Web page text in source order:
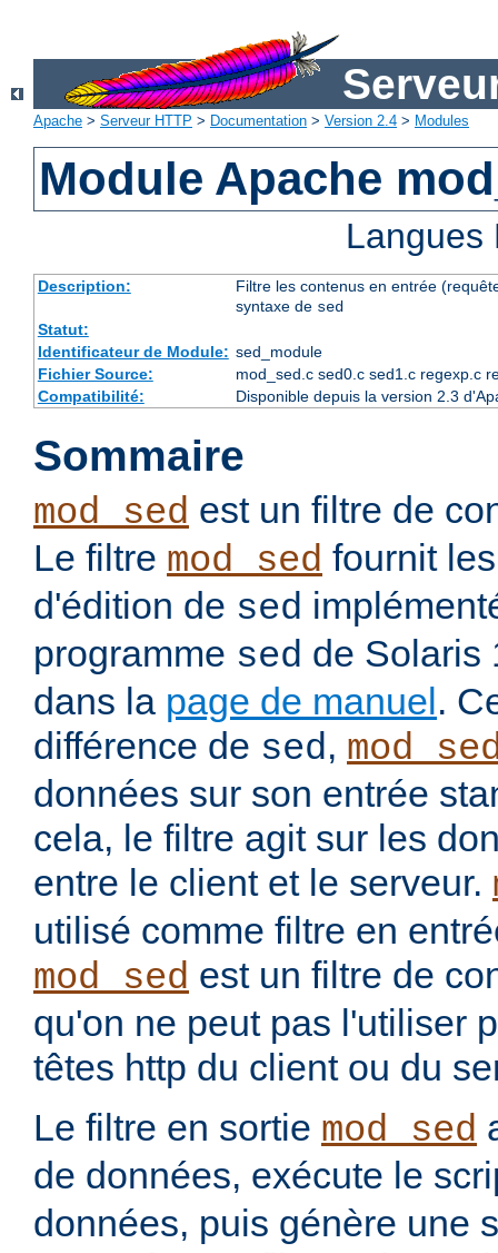
Apache > Serveur HTTP > Documentation > Version 2.4 > Modules
Module Apache
Description:
Filtre les contenus en entrée
syntaxe de sed
Statut:
Identificateur de Module: sed_module
Fichier Source:
mod_sed.c sed0.c sed1.c regexp.c
Compatibilité:
Disponible depuis la version 2.3
Sommaire
mod_sed est un filtre de
Le filtre mod_sed fournit
d'édition de sed
programme sed de Solaris
dans la page de manuel .
différence de sed,
données sur son entrée
cela, le filtre agit sur les
entre le client et le serveur.
utilisé comme filtre en
mod_sed est un filtre de
qu'on ne peut pas l'utiliser
têtes http du client ou du
Le filtre en sortie mod_sed
de données, exécute le
données, puis génère une